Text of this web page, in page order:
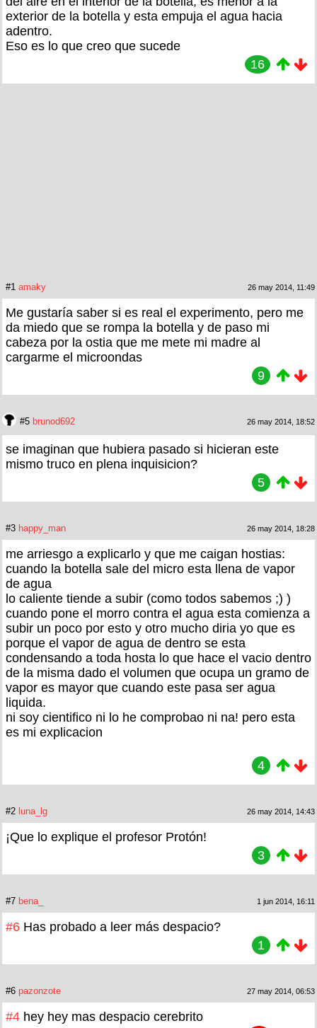
exterior de la botella y esta empuja el agua hacia
adentro.
Eso es lo que creo que sucede
16
#1 amaky 26 may 2014, 11:49
Me gustaría saber si es real el experimento, pero me
da miedo que se rompa la botella y de paso mi
cabeza por la ostia que me mete mi madre al
cargarme el microondas
9
#5 brunod692 26 may 2014, 18:52
se imaginan que hubiera pasado si hicieran este
mismo truco en plena inquisicion?
5
#3 happy_man 26 may 2014, 18:28
me arriesgo a explicarlo y que me caigan hostias:
cuando la botella sale del micro esta llena de vapor
de agua
lo caliente tiende a subir (como todos sabemos ;) )
cuando pone el morro contra el agua esta comienza a
subir un poco por esto y otro mucho diria yo que es
porque el vapor de agua de dentro se esta
condensando a toda hosta lo que hace el vacio dentro
de la misma dado el volumen que ocupa un gramo de
vapor es mayor que cuando este pasa ser agua
liquida.
ni soy cientifico ni lo he comprobao ni na! pero esta
es mi explicacion
4
#2 luna_lg 26 may 2014, 14:43
¡Que lo explique el profesor Protón!
3
#7 bena_ 1 jun 2014, 16:11
#6 Has probado a leer más despacio?
1
#6 pazonzote 27 may 2014, 06:53
#4 hey hey mas despacio cerebrito